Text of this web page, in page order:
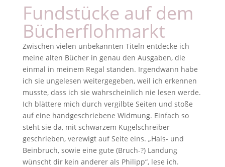
Fundstücke auf dem
Bücherflohmarkt
Zwischen vielen unbekannten Titeln entdecke ich
meine alten Bücher in genau den Ausgaben, die
einmal in meinem Regal standen. Irgendwann habe
ich sie ungelesen weitergegeben, weil ich erkennen
musste, dass ich sie wahrscheinlich nie lesen werde.
Ich blättere mich durch vergilbte Seiten und stoße
auf eine handgeschriebene Widmung. Einfach so
steht sie da, mit schwarzem Kugelschreiber
geschrieben, verewigt auf Seite eins. „Hals- und
Beinbruch, sowie eine gute (Bruch-?) Landung
wünscht dir kein anderer als Philipp“, lese ich.